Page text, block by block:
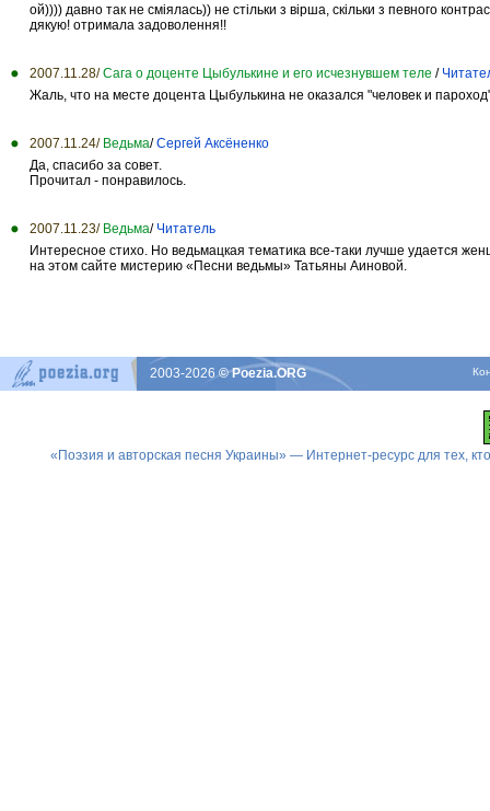
ой)))) давно так не сміялась)) не стільки з вірша, скільки з певного
дякую! отримала задоволення!!
2007.11.28/ Сага о доценте Цыбулькине и его исчезнувшем теле /
Жаль, что на месте доцента Цыбулькина не оказался "человек и
2007.11.24/ Ведьма/Сергей Аксёненко
Да, спасибо за совет.
Прочитал - понравилось.
2007.11.23/ Ведьма/ Читатель
Интересное стихо. Но ведьмацкая тематика все-таки лучше удается
на этом сайте мистерию «Песни ведьмы» Татьяны Аиновой.
2003-2026© Poezia.ORG
«Поэзия и авторская песня Украины» — Интернет-ресурс для тех,